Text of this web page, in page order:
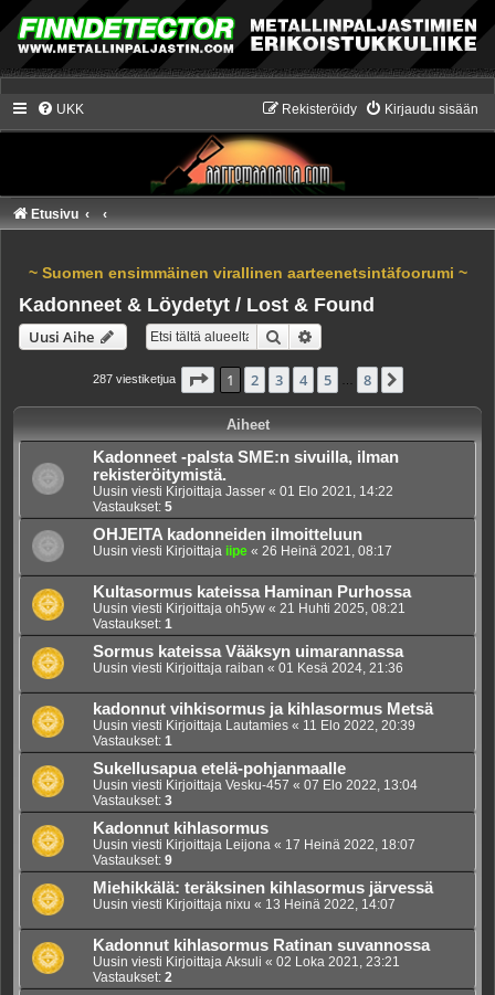
UKK Kirjaudu sisään
Rekisteröidy
Etusivu
~ Suomen ensimmäinen virallinen aarteenetsintäfoorumi ~
Kadonneet & Löydetyt / Lost & Found
Uusi Aihe Etsi
287 viestiketjua Sivu /8
1 2 3 4 5 8
Aiheet
Kadonneet -palsta SME:n sivuilla, ilman
rekisteröitymistä.
Uusin viesti Kirjoittaja Jasser « 01 Elo 2021, 14:22
Vastaukset: 5
OHJEITA kadonneiden ilmoitteluun
Uusin viesti Kirjoittaja iipe « 26 Heinä 2021, 08:17
Kultasormus kateissa Haminan Purhossa
Uusin viesti Kirjoittaja oh5yw « 21 Huhti 2025, 08:21
Vastaukset: 1
Sormus kateissa Vääksyn uimarannassa
Uusin viesti Kirjoittaja raiban « 01 Kesä 2024, 21:36
kadonnut vihkisormus ja kihlasormus Metsä
Uusin viesti Kirjoittaja Lautamies « 11 Elo 2022, 20:39
Vastaukset: 1
Sukellusapua etelä-pohjanmaalle
Uusin viesti Kirjoittaja Vesku-457 « 07 Elo 2022, 13:04
Vastaukset: 3
Kadonnut kihlasormus
Uusin viesti Kirjoittaja Leijona « 17 Heinä 2022, 18:07
Vastaukset: 9
Miehikkälä: teräksinen kihlasormus järvessä
Uusin viesti Kirjoittaja nixu « 13 Heinä 2022, 14:07
Kadonnut kihlasormus Ratinan suvannossa
Uusin viesti Kirjoittaja Aksuli « 02 Loka 2021, 23:21
Vastaukset: 2